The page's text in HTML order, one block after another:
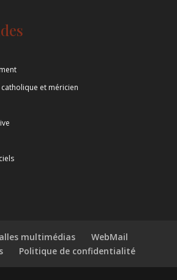
et méricien
multimédias
WebMail
Politique de confidentialité